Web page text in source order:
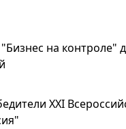
на контроле"
XXI